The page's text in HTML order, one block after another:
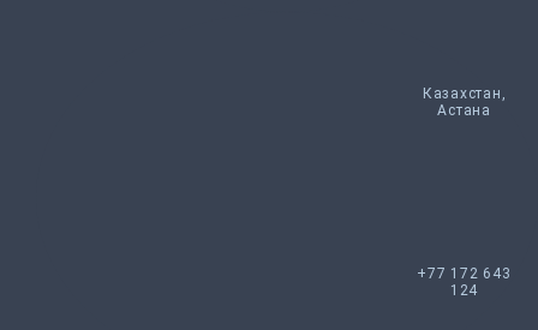
Казахстан,
Астана
+77 172 643
124